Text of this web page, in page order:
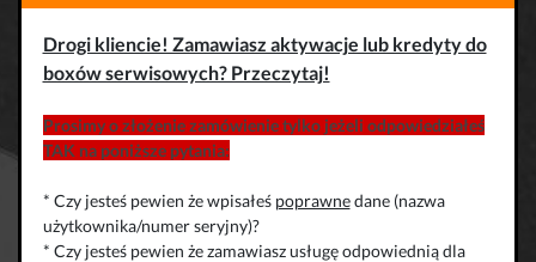
Drogi kliencie! Zamawiasz aktywacje lub kredyty do
boxów serwisowych? Przeczytaj!
Prosimy o złożenie zamówienie tylko jeżeli odpowiedziałeś
TAK na poniższe pytania:
* Czy jesteś pewien że wpisałeś poprawnedane (nazwa
użytkownika/numer seryjny)?
* Czy jesteś pewien że zamawiasz usługę odpowiednią dla